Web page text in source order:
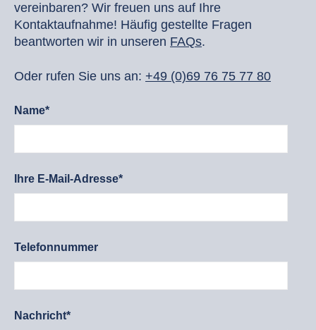
vereinbaren? Wir freuen uns auf Ihre
Kontaktaufnahme! Häufig gestellte Fragen
beantworten wir in unseren FAQs.
Oder rufen Sie uns an: +49 (0)69 76 75 77 80
Name*
Ihre E-Mail-Adresse*
Telefonnummer
Nachricht*